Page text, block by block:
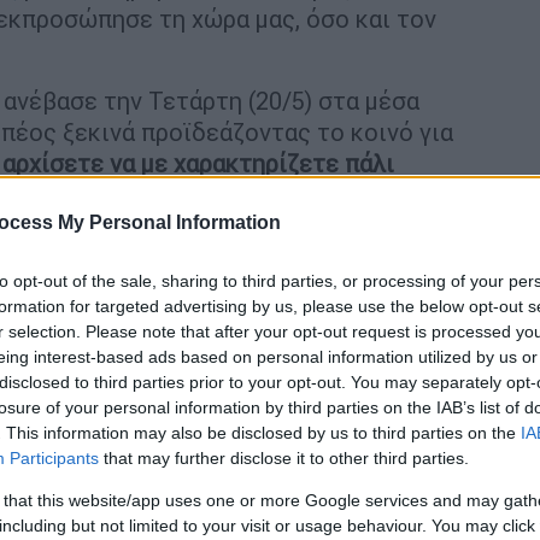
My Personal Information
opt-out of the sale, sharing to third parties, or processing of your
for targeted advertising by us, please use the below opt-out
selection. Please note that after your opt-out request is processed
interest-based ads based on personal information utilized by us
to third parties prior to your opt-out. You may separately
of your personal information by third parties on the IAB’s list of
This information may also be disclosed by us to third parties on the
Participants that may further disclose it to other third parties.
that this website/app uses one or more Google services and may
but not limited to your visit or usage behaviour. You may
τη χώρα μας, όσο και τον
την Τετάρτη (20/5) στα μέσα
ξεκινά προϊδεάζοντας το κοινό για
να με χαρακτηρίζετε πάλι
αερίου στην Αττική - Ο χάρτης με
για πέντε μέρες λόγω